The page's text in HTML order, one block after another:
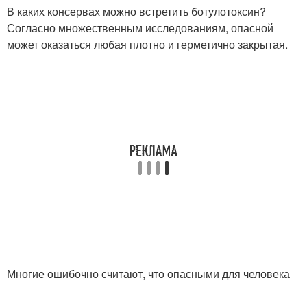
В каких консервах можно встретить ботулотоксин?
Согласно множественным исследованиям, опасной
может оказаться любая плотно и герметично закрытая.
Многие ошибочно считают, что опасными для человека